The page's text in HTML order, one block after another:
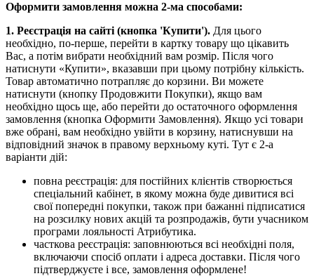
Оформити замовлення можна 2-ма способами:
1. Реєстрація на сайті (кнопка 'Купити'). Для цього
необхідно, по-перше, перейти в картку товару що цікавить
Вас, а потім вибрати необхідний вам розмір. Після чого
натиснути «Купити», вказавши при цьому потрібну кількість.
Товар автоматично потрапляє до корзини. Ви можете
натиснути (кнопку Продовжити Покупки), якщо вам
необхідно щось ще, або перейти до остаточного оформлення
замовлення (кнопка Оформити Замовлення). Якщо усі товари
вже обрані, вам необхідно увійти в корзину, натиснувши на
відповідний значок в правому верхньому куті. Тут є 2-а
варіанти дій:
повна реєстрація: для постійних клієнтів створюється
спеціальний кабінет, в якому можна буде дивитися всі
свої попередні покупки, також при бажанні підписатися
на розсилку нових акцій та розпродажів, бути учасником
програми лояльності Атрибутика.
часткова реєстрація: заповнюються всі необхідні поля,
включаючи спосіб оплати і адреса доставки. Після чого
підтверджуєте і все, замовлення оформлене!